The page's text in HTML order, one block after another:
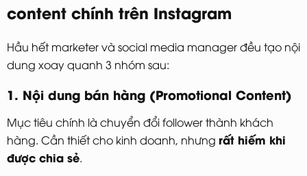
content chính trên Instagram
Hầu hết marketer và social media manager đều tạo nội
dung xoay quanh 3 nhóm sau:
1. Nội dung bán hàng (Promotional Content)
Mục tiêu chính là chuyển đổi follower thành khách
hàng. Cần thiết cho kinh doanh, nhưng rất hiếm khi
được chia sẻ.